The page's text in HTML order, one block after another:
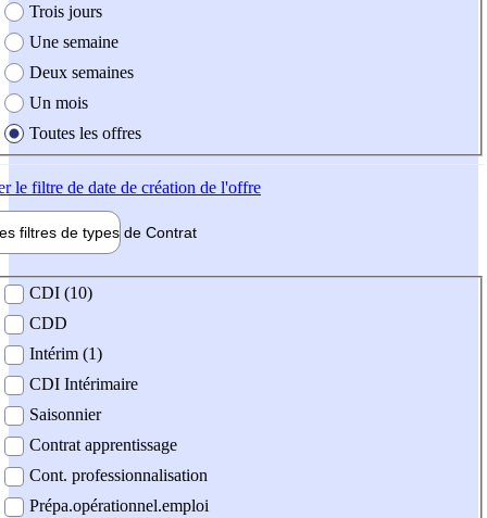
Trois jours
Une semaine
Deux semaines
Un mois
Toutes les offres
le filtre de date de création de l'offre
filtres de types de Contrat
contrat
CDI (10)
CDD
Intérim (1)
CDI Intérimaire
Saisonnier
Contrat apprentissage
Cont. professionnalisation
Prépa.opérationnel.emploi